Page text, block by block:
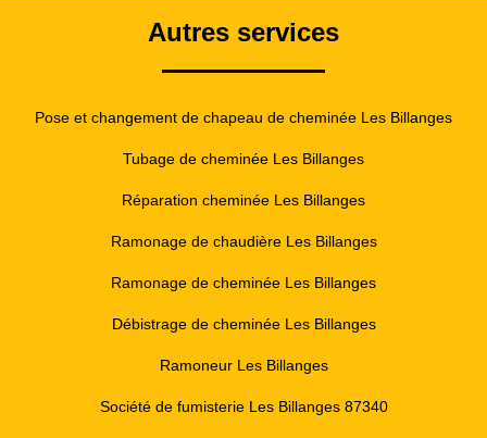
Autres services
Pose et changement de chapeau de cheminée Les Billanges
Tubage de cheminée Les Billanges
Réparation cheminée Les Billanges
Ramonage de chaudière Les Billanges
Ramonage de cheminée Les Billanges
Débistrage de cheminée Les Billanges
Ramoneur Les Billanges
Société de fumisterie Les Billanges 87340